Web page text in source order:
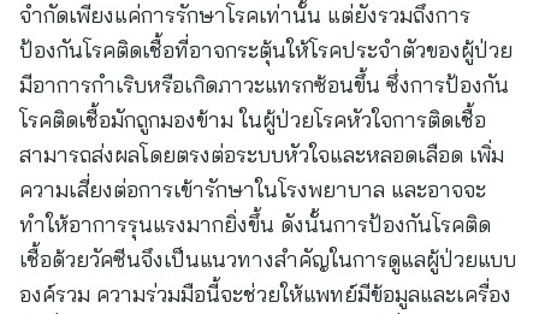
จำกัดเพียงแค่การรักษาโรคเท่านั้น แต่ยังรวมถึงการ
ป้องกันโรคติดเชื้อที่อาจกระตุ้นให้โรคประจำตัวของผู้ป่วย
มีอาการกำเริบหรือเกิดภาวะแทรกซ้อนขึ้น ซึ่งการป้องกัน
โรคติดเชื้อมักถูกมองข้าม ในผู้ป่วยโรคหัวใจการติดเชื้อ
สามารถส่งผลโดยตรงต่อระบบหัวใจและหลอดเลือด เพิ่ม
ความเสี่ยงต่อการเข้ารักษาในโรงพยาบาล และอาจจะ
ทำให้อาการรุนแรงมากยิ่งขึ้น ดังนั้นการป้องกันโรคติด
เชื้อด้วยวัคซีนจึงเป็นแนวทางสำคัญในการดูแลผู้ป่วยแบบ
องค์รวม ความร่วมมือนี้จะช่วยให้แพทย์มีข้อมูลและเครื่อง